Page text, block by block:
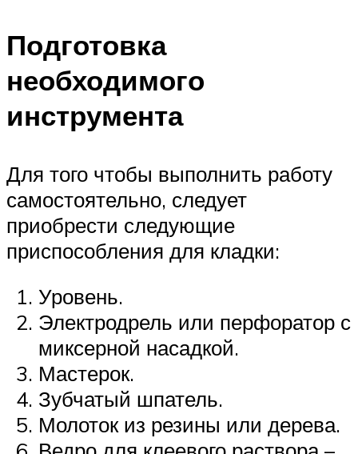
Подготовка
необходимого
инструмента
Для того чтобы выполнить работу
самостоятельно, следует
приобрести следующие
приспособления для кладки:
Уровень.
Электродрель или перфоратор с
миксерной насадкой.
Мастерок.
Зубчатый шпатель.
Молоток из резины или дерева.